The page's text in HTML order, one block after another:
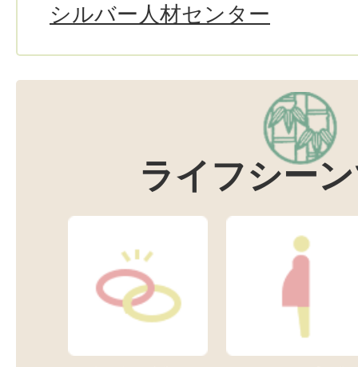
シルバー人材センター
ライフシー